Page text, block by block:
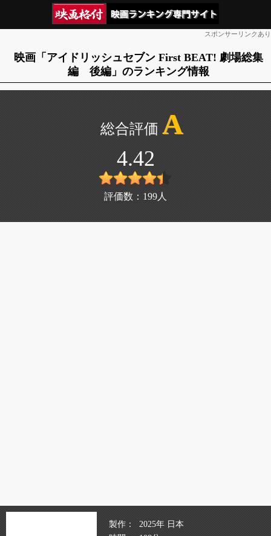
スポンサーリンクあり
映画「アイドリッシュセブン First BEAT! 劇場総集
編 後編」のランキング情報
A
4.42
評価数： 199 人
製作
2025年 日本